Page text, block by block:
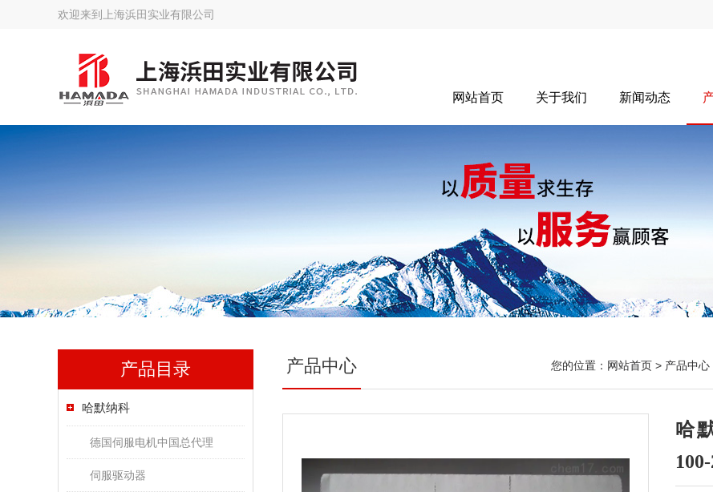
欢迎来到 上海浜田实业有限公司
网站首页 关于我们 新闻动态
产品目录
哈默纳科
德国伺服电机中国总代理
伺服驱动器
产品中心 您的位置： 网站首页 > 产品中心
哈